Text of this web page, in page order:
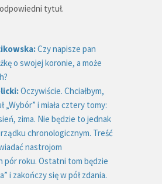
tytuł.
Czy napisze pan
o swojej koronie, a może
Oczywiście. Chciałbym,
„Wybór” i miała cztery tomy:
zima. Nie będzie to jednak
chronologicznym. Treść
nastrojom
pór roku. Ostatni tom będzie
i zakończy się w pół zdania.